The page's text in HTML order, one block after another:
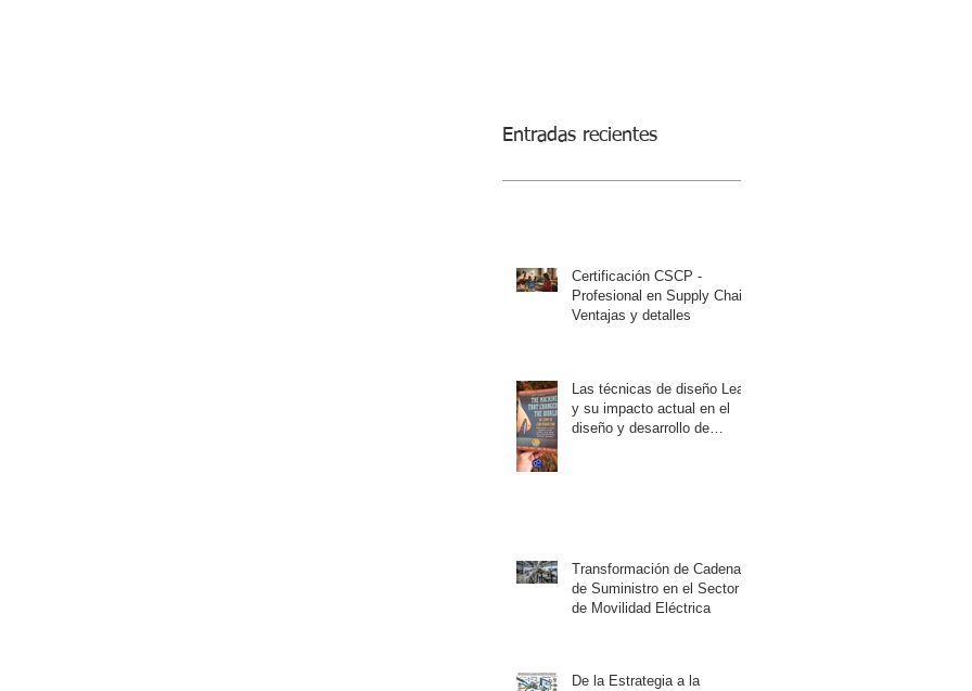
Entradas recientes
Certificación CSCP -
Profesional en Supply Chain:
Ventajas y detalles
Las técnicas de diseño Lean
y su impacto actual en el
diseño y desarrollo de
Transformación de Cadena
de Suministro en el Sector
de Movilidad Eléctrica
De la Estrategia a la